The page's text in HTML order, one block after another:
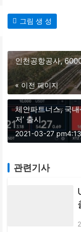
그림 생 성
인천공항공사,
« 이전 페이지
체인파트너스, 국내
저’ 출시
2021-03-27 pm4:13
관련기사